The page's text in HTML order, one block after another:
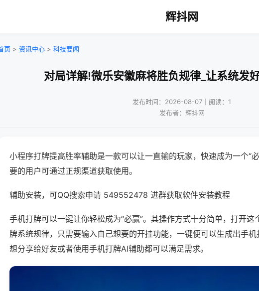
辉抖网
页 > 资讯中心 > 科技要闻
对局详解!微乐安徽麻将胜负规律_让系统发
发布时间：2026-08-07｜阅读：1
发布者：辉抖网
小程序打牌提高胜率辅助是一款可以让一直输的玩家，快速成为一个“
要的用户可通过正规渠道获取使用。
辅助安装，可QQ搜索申请 549552478 进群获取软件安装教程
手机打牌可以一键让你轻松成为“必赢”。其操作方式十分简单，打开
牌系统规律，只需要输入自己想要的开挂功能，一键便可以生成出手
想分享给好友或者使用手机打牌AI辅助都可以满足需求。